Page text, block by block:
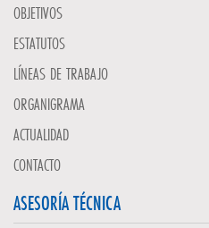
OBJETIVOS
ESTATUTOS
LÍNEAS DE TRABAJO
ORGANIGRAMA
ACTUALIDAD
CONTACTO
ASESORÍA TÉCNICA